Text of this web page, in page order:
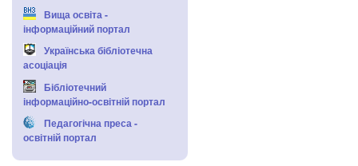
Вища освіта -
інформаційний портал
Українська бібліотечна
асоціація
Бібліотечний
інформаційно-освітній портал
Педагогічна преса -
освітній портал